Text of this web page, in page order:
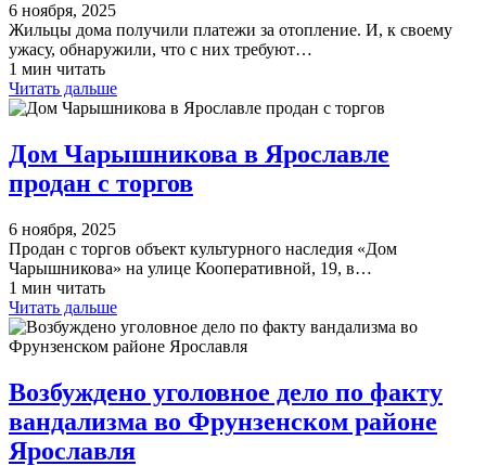
6 ноября, 2025
Жильцы дома получили платежи за отопление. И, к своему
ужасу, обнаружили, что с них требуют…
1 мин читать
Читать дальше
Дом Чарышникова в Ярославле
продан с торгов
6 ноября, 2025
Продан с торгов объект культурного наследия «Дом
Чарышникова» на улице Кооперативной, 19, в…
1 мин читать
Читать дальше
Возбуждено уголовное дело по факту
вандализма во Фрунзенском районе
Ярославля